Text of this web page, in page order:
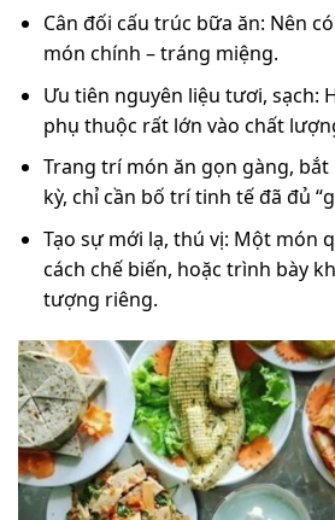
Cân đối cấu trúc bữa ăn: Nên
món chính – tráng miệng.
Ưu tiên nguyên liệu tươi, sạch:
phụ thuộc rất lớn vào chất
Trang trí món ăn gọn gàng, bắt
kỳ, chỉ cần bố trí tinh tế đã đủ
Tạo sự mới lạ, thú vị: Một món
cách chế biến, hoặc trình bày
tượng riêng.